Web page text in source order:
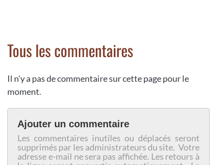
Tous les commentaires
Il n'y a pas de commentaire sur cette page pour le
moment.
Ajouter un commentaire
Les commentaires inutiles ou déplacés seront
supprimés par les administrateurs du site. Votre
adresse e-mail ne sera pas affichée. Les retours à